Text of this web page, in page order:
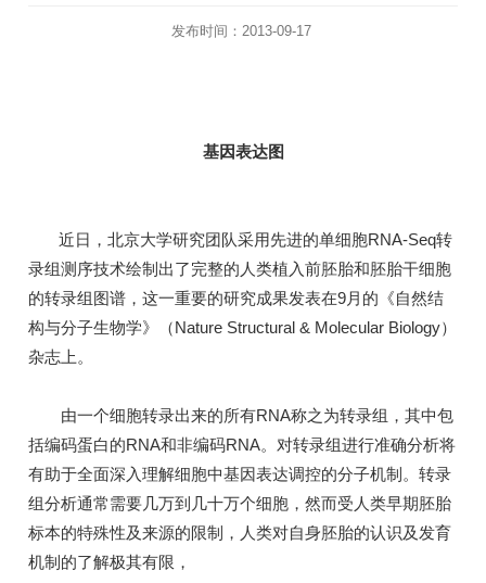
发布时间：2013-09-17
基因表达图
近日，北京大学研究团队采用先进的单细胞RNA-Seq转
录组测序技术绘制出了完整的人类植入前胚胎和胚胎干细胞
的转录组图谱，这一重要的研究成果发表在9月的《自然结
构与分子生物学》（Nature Structural & Molecular Biology）
杂志上。
由一个细胞转录出来的所有RNA称之为转录组，其中包
括编码蛋白的RNA和非编码RNA。对转录组进行准确分析将
有助于全面深入理解细胞中基因表达调控的分子机制。转录
组分析通常需要几万到几十万个细胞，然而受人类早期胚胎
标本的特殊性及来源的限制，人类对自身胚胎的认识及发育
机制的了解极其有限，